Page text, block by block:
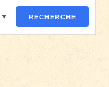
RECHERCHE